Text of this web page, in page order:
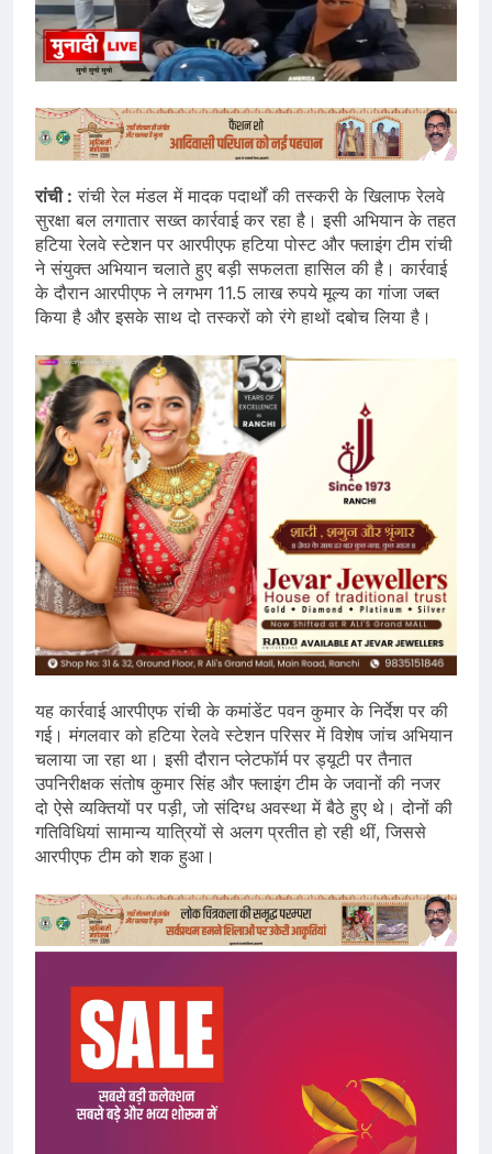
रांची : रांची रेल मंडल में मादक पदार्थों की तस्करी के खिलाफ रेलवे
सुरक्षा बल लगातार सख्त कार्रवाई कर रहा है। इसी अभियान के तहत
हटिया रेलवे स्टेशन पर आरपीएफ हटिया पोस्ट और फ्लाइंग टीम रांची
ने संयुक्त अभियान चलाते हुए बड़ी सफलता हासिल की है। कार्रवाई
के दौरान आरपीएफ ने लगभग 11.5 लाख रुपये मूल्य का गांजा जब्त
किया है और इसके साथ दो तस्करों को रंगे हाथों दबोच लिया है।
यह कार्रवाई आरपीएफ रांची के कमांडेंट पवन कुमार के निर्देश पर की
गई। मंगलवार को हटिया रेलवे स्टेशन परिसर में विशेष जांच अभियान
चलाया जा रहा था। इसी दौरान प्लेटफॉर्म पर ड्यूटी पर तैनात
उपनिरीक्षक संतोष कुमार सिंह और फ्लाइंग टीम के जवानों की नजर
दो ऐसे व्यक्तियों पर पड़ी, जो संदिग्ध अवस्था में बैठे हुए थे। दोनों की
गतिविधियां सामान्य यात्रियों से अलग प्रतीत हो रही थीं, जिससे
आरपीएफ टीम को शक हुआ।